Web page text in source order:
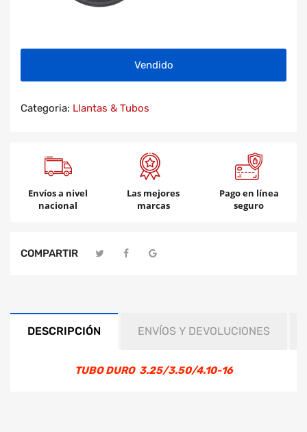
Vendido
Categoria: Llantas & Tubos
Envíos a nivel
nacional
Las mejores
marcas
Pago en línea
seguro
COMPARTIR
DESCRIPCIÓN ENVÍOS Y DEVOLUCIONES
TUBO DURO 3.25/3.50/4.10-16